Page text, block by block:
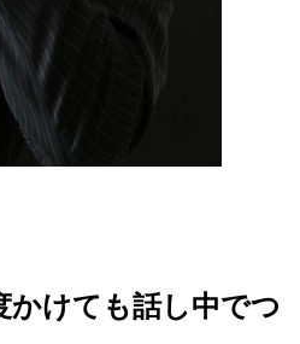
かけても話し中でつ